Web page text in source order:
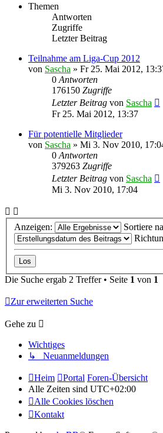
Themen
Antworten
Zugriffe
Letzter Beitrag
Teilnahme am Liga-Cup 2012
von Sascha » Fr 25. Mai 2012,
0 Antworten
176150 Zugriffe
Letzter Beitrag von Sascha
Fr 25. Mai 2012, 13:37
Für potentielle Mitglieder
von Sascha » Mi 3. Nov 2010,
0 Antworten
379263 Zugriffe
Letzter Beitrag von Sascha
Mi 3. Nov 2010, 17:04
Anzeigen:
Sortiere
Die Suche ergab 2 Treffer • Seite 1 von 1
Zur erweiterten Suche
Gehe zu
Wichtiges
↳ Neuanmeldungen
Heim Portal Foren-Übersicht
Alle Zeiten sind UTC+02:00
Alle Cookies löschen
Kontakt